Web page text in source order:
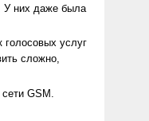
У них даже была
голосовых услуг
сложно,
GSM.